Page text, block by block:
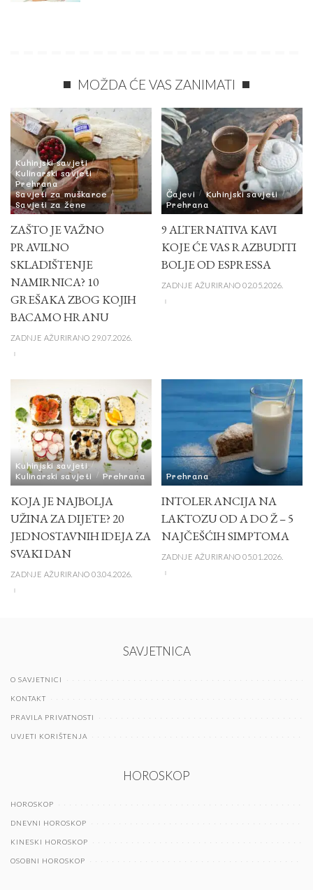
MOŽDA ĆE VAS ZANIMATI
Kuhinjski savjeti
Kulinarski savjeti
Prehrana
Savjeti za muškarce
Savjeti za žene
ZAŠTO JE VAŽNO
PRAVILNO
SKLADIŠTENJE
NAMIRNICA? 10
GREŠAKA ZBOG KOJIH
BACAMO HRANU
ZADNJE AŽURIRANO 29.07.2026.
Čajevi
Kuhinjski savjeti
Prehrana
9 ALTERNATIVA KAVI
KOJE ĆE VAS RAZBUDITI
BOLJE OD ESPRESSA
ZADNJE AŽURIRANO 02.05.2026.
Kuhinjski savjeti
Kulinarski savjeti
Prehrana
KOJA JE NAJBOLJA
UŽINA ZA DIJETE? 20
JEDNOSTAVNIH IDEJA ZA
SVAKI DAN
ZADNJE AŽURIRANO 03.04.2026.
Prehrana
INTOLERANCIJA NA
LAKTOZU OD A DO Ž – 5
NAJČEŠĆIH SIMPTOMA
ZADNJE AŽURIRANO 05.01.2026.
SAVJETNICA
O SAVJETNICI
KONTAKT
PRAVILA PRIVATNOSTI
UVJETI KORIŠTENJA
HOROSKOP
HOROSKOP
DNEVNI HOROSKOP
KINESKI HOROSKOP
OSOBNI HOROSKOP